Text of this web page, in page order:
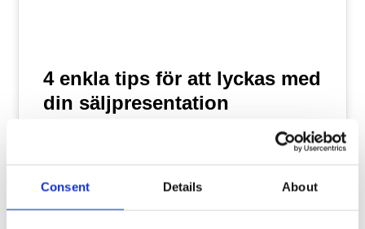
Consent Details About
4 enkla tips för att lyckas med
din säljpresentation
För att lyckas med din säljpresentation kan
en konst som kräver kunskap